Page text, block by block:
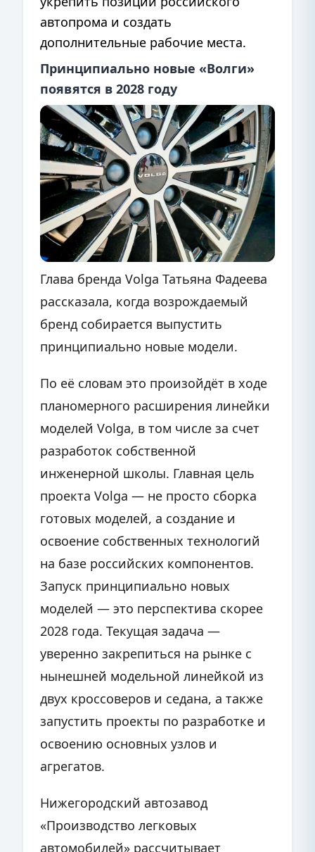
автопрома и создать
дополнительные рабочие места.
Принципиально новые «Волги»
появятся в 2028 году
Глава бренда Volga Татьяна Фадеева
рассказала, когда возрождаемый
бренд собирается выпустить
принципиально новые модели.
По её словам это произойдёт в ходе
планомерного расширения линейки
моделей Volga, в том числе за счет
разработок собственной
инженерной школы. Главная цель
проекта Volga — не просто сборка
готовых моделей, а создание и
освоение собственных технологий
на базе российских компонентов.
Запуск принципиально новых
моделей — это перспектива скорее
2028 года. Текущая задача —
уверенно закрепиться на рынке с
нынешней модельной линейкой из
двух кроссоверов и седана, а также
запустить проекты по разработке и
освоению основных узлов и
агрегатов.
Нижегородский автозавод
«Производство легковых
автомобилей» рассчитывает